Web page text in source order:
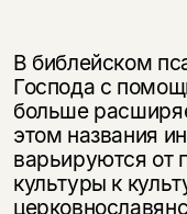
В библейском
Господа с
больше
этом названия
варьируются от
культуры к